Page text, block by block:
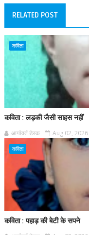
RELATED POST
कविता
कविता : लड़की जैसी साहस नहीं
आर्यावर्त डेस्क Aug 02, 2026
कविता
कविता : पहाड़ की बेटी के सपने